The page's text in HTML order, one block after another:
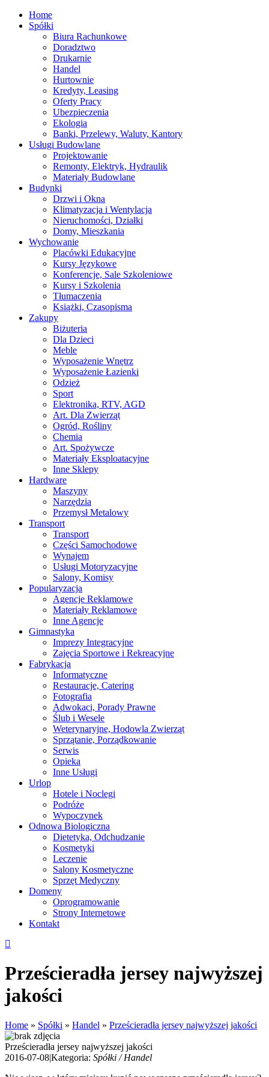
Home
Spółki
Biura Rachunkowe
Doradztwo
Drukarnie
Handel
Hurtownie
Kredyty, Leasing
Oferty Pracy
Ubezpieczenia
Ekologia
Banki, Przelewy, Waluty, Kantory
Usługi Budowlane
Projektowanie
Remonty, Elektryk, Hydraulik
Materiały Budowlane
Budynki
Drzwi i Okna
Klimatyzacja i Wentylacja
Nieruchomości, Działki
Domy, Mieszkania
Wychowanie
Placówki Edukacyjne
Kursy Językowe
Konferencje, Sale Szkoleniowe
Kursy i Szkolenia
Tłumaczenia
Książki, Czasopisma
Zakupy
Biżuteria
Dla Dzieci
Meble
Wyposażenie Wnętrz
Wyposażenie Łazienki
Odzież
Sport
Elektronika, RTV, AGD
Art. Dla Zwierząt
Ogród, Rośliny
Chemia
Art. Spożywcze
Materiały Eksploatacyjne
Inne Sklepy
Hardware
Maszyny
Narzędzia
Przemysł Metalowy
Transport
Transport
Części Samochodowe
Wynajem
Usługi Motoryzacyjne
Salony, Komisy
Popularyzacja
Agencje Reklamowe
Materiały Reklamowe
Inne Agencje
Gimnastyka
Imprezy Integracyjne
Zajęcia Sportowe i Rekreacyjne
Fabrykacja
Informatyczne
Restauracje, Catering
Fotografia
Adwokaci, Porady Prawne
Ślub i Wesele
Weterynaryjne, Hodowla Zwierząt
Sprzątanie, Porządkowanie
Serwis
Opieka
Inne Usługi
Urlop
Hotele i Noclegi
Podróże
Wypoczynek
Odnowa Biologiczna
Dietetyka, Odchudzanie
Kosmetyki
Leczenie
Salony Kosmetyczne
Sprzęt Medyczny
Domeny
Oprogramowanie
Strony Internetowe
Kontakt
Prześcieradła jersey najwyższej
jakości
Home » Spółki » Handel » Prześcieradła jersey najwyższej jakości
Prześcieradła jersey najwyższej jakości
2016-07-08|Kategoria: Spółki / Handel